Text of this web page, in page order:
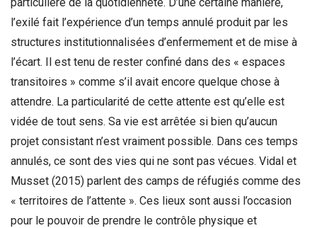
l’exilé fait l’expérience d’un temps annulé produit par les
structures institutionnalisées d’enfermement et de mise à
l’écart. Il est tenu de rester confiné dans des « espaces
transitoires » comme s’il avait encore quelque chose à
attendre. La particularité de cette attente est qu’elle est
vidée de tout sens. Sa vie est arrêtée si bien qu’aucun
projet consistant n’est vraiment possible. Dans ces temps
annulés, ce sont des vies qui ne sont pas vécues. Vidal et
Musset (2015) parlent des camps de réfugiés comme des
« territoires de l’attente ». Ces lieux sont aussi l’occasion
pour le pouvoir de prendre le contrôle physique et